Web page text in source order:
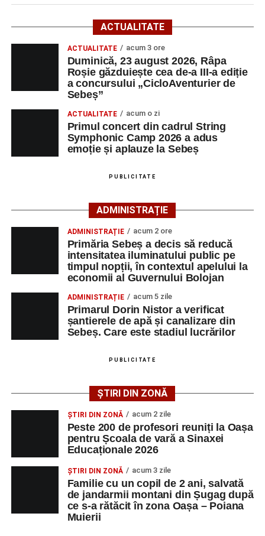
Startul competiției va fi dat duminică, 23 august 2026, la
ora 10:00, la Râpa Roșie.
Înscrierile online sunt deschise până în 22 august 2026 și
pot fi efectuate pe site-ulwww.cicloaventura.ro.
Adaugă-ne ca sursă preferată
Urmărește-ne pe Google News
Primăria Sebeș a decis să reducă intensitatea
iluminatului public pe timpul nopții, în contextul
apelului la economii al Guvernului Bolojan
Duminică, 23 august 2026, Râpa Roșie găzduiește
cea de-a III-a ediție a concursului „CicloAventurier
de Sebeș”
Primul concert din cadrul String Symphonic Camp
2026 a adus emoție și aplauze la Sebeș
String Symphonic Camp 2026 reunește tineri
instrumentiști din 6 țări, alături de voluntari și foști elevi ai
participă, timp de o săptămână, la cursuri de
perfecționare, repetiții și activități artistice desfășurate sub
îndrumarea unor profesori și mentori.
au venit la Sebeș și au susținut un recital apreciat de
tinerilor muzicieni și munca depusă în cadrul taberei, iar
spectatorii au răsplătit prestațiile cu aplauze îndelungate.
ACTUALITATE
ACTUALITATE acum 3 ore
Duminică, 23 august 2026, Râpa
Roșie găzduiește cea de-a III-a ediție
a concursului „CicloAventurier de
Sebeș”
ACTUALITATE acum o zi
Primul concert din cadrul String
Symphonic Camp 2026 a adus
emoție și aplauze la Sebeș
PUBLICITATE
ADMINISTRAȚIE
ADMINISTRAȚIE acum 2 ore
Primăria Sebeș a decis să reducă
intensitatea iluminatului public pe
timpul nopții, în contextul apelului la
economii al Guvernului Bolojan
ADMINISTRAȚIE acum 5 zile
Primarul Dorin Nistor a verificat
șantierele de apă și canalizare din
Sebeș. Care este stadiul lucrărilor
PUBLICITATE
ȘTIRI DIN ZONĂ
ȘTIRI DIN ZONĂ acum 2 zile
Peste 200 de profesori reuniți la Oașa
pentru Școala de vară a Sinaxei
Educaționale 2026
ȘTIRI DIN ZONĂ acum 3 zile
Familie cu un copil de 2 ani, salvată
de jandarmii montani din Șugag după
ce s-a rătăcit în zona Oașa – Poiana
Muierii